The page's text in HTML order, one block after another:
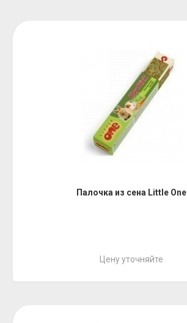
Палочка из сена Little One
Цену уточняйте